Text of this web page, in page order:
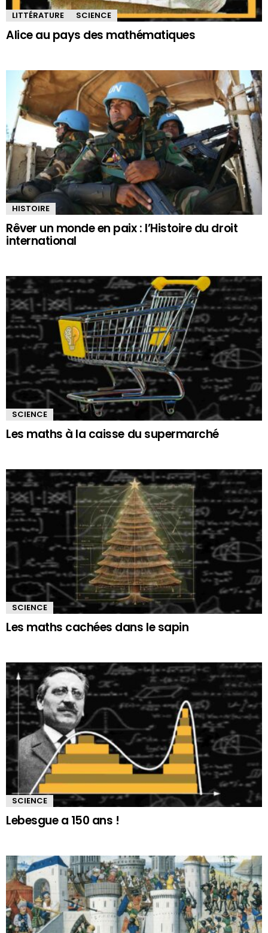
LITTÉRATURE SCIENCE
Alice au pays des mathématiques
HISTOIRE
Rêver un monde en paix : l’Histoire du droit
international
SCIENCE
Les maths à la caisse du supermarché
SCIENCE
Les maths cachées dans le sapin
SCIENCE
Lebesgue a 150 ans !